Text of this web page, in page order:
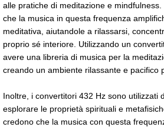
alle pratiche di meditazione e
che la musica in questa frequenza
meditativa, aiutandole a rilassarsi,
proprio sé interiore. Utilizzando un
avere una libreria di musica per la
creando un ambiente rilassante e pacifico
Inoltre, i convertitori 432 Hz sono utilizzati
esplorare le proprietà spirituali e
credono che la musica con questa